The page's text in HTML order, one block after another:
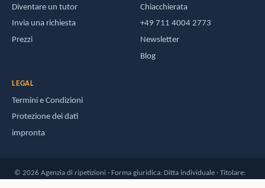
Diventare un tutor
Invia una richiesta
Prezzi
Chiacchierata
+49 711 4004 2773
Newsletter
Blog
LEGAL
Termini e Condizioni
Protezione dei dati
impronta
© 2026 Agenzia di ripetizioni · Forma giuridica: Ditta individuale · Titolare: